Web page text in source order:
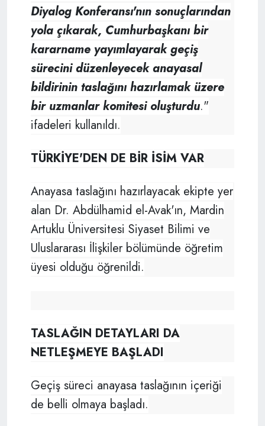
Diyalog Konferansı'nın sonuçlarından
yola çıkarak, Cumhurbaşkanı bir
kararname yayımlayarak geçiş
sürecini düzenleyecek anayasal
bildirinin taslağını hazırlamak üzere
bir uzmanlar komitesi oluşturdu."
ifadeleri kullanıldı.
TÜRKİYE'DEN DE BİR İSİM VAR
Anayasa taslağını hazırlayacak ekipte yer
alan Dr. Abdülhamid el-Avak'ın, Mardin
Artuklu Üniversitesi Siyaset Bilimi ve
Uluslararası İlişkiler bölümünde öğretim
üyesi olduğu öğrenildi.
TASLAĞIN DETAYLARI DA
NETLEŞMEYE BAŞLADI
Geçiş süreci anayasa taslağının içeriği
de belli olmaya başladı.